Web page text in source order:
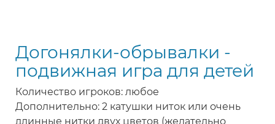
игра
для
детей
Догонялки-обрывалки -
подвижная игра для детей
Количество игроков: любое
Дополнительно: 2 катушки ниток или очень
длинные нитки двух цветов (желательно